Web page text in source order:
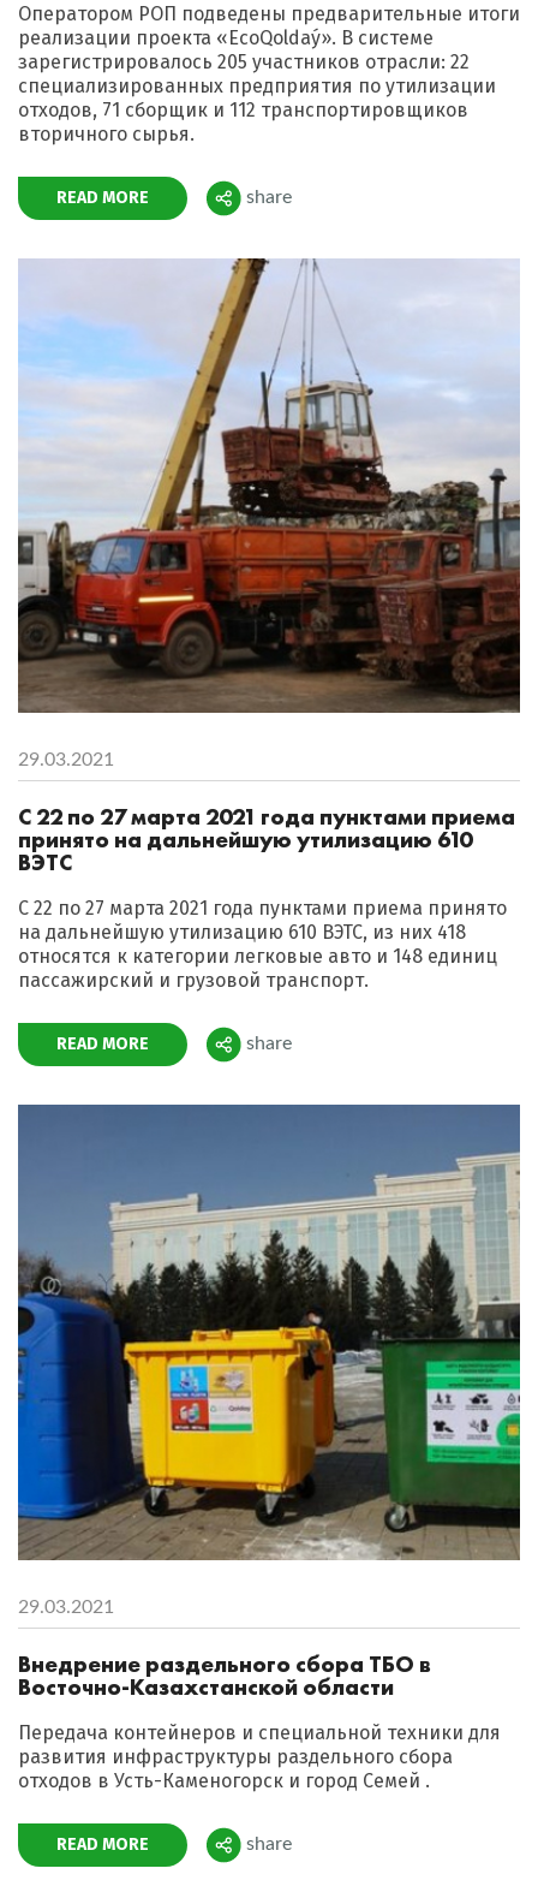
Оператором РОП подведены предварительные итоги
реализации проекта «EсoQoldaý». В системе
зарегистрировалось 205 участников отрасли: 22
специализированных предприятия по утилизации
отходов, 71 сборщик и 112 транспортировщиков
вторичного сырья.
READ MORE Поделиться
share
29.03.2021
С 22 по 27 марта 2021 года пунктами приема
принято на дальнейшую утилизацию 610
ВЭТС
С 22 по 27 марта 2021 года пунктами приема принято
на дальнейшую утилизацию 610 ВЭТС, из них 418
относятся к категории легковые авто и 148 единиц
пассажирский и грузовой транспорт.
READ MORE Поделиться
share
29.03.2021
Внедрение раздельного сбора ТБО в
Восточно-Казахстанской области
Передача контейнеров и специальной техники для
развития инфраструктуры раздельного сбора
отходов в Усть-Каменогорск и город Семей .
READ MORE Поделиться
share